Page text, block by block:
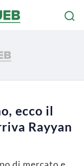
ecco il
Rayyan